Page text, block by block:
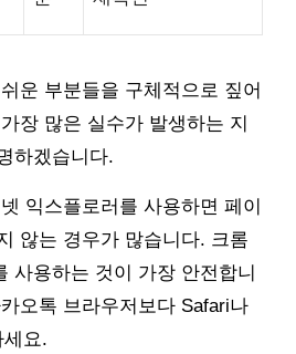
운 부분들을 구체적으로 짚어
장 많은 실수가 발생하는 지
하겠습니다.
익스플로러를 사용하면 페이
않는 경우가 많습니다. 크롬
사용하는 것이 가장 안전합니
오톡 브라우저보다 Safari나
요.